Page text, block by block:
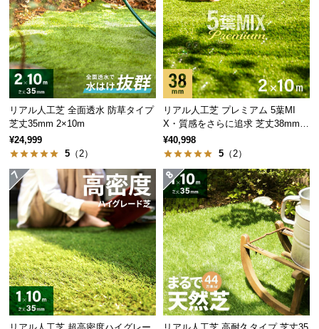
て
お
客
サ
ポ
ー
ト
お
知
ら
せ
ブ
ロ
リアル人工芝 全面透水 防草タイプ
芝丈35mm 2×10m
¥24,999
5 （2）
リアル人工芝 プレミアム 5葉MI
X・質感をさらに追求 芝丈38mm 2
×10m
¥40,998
5 （2）